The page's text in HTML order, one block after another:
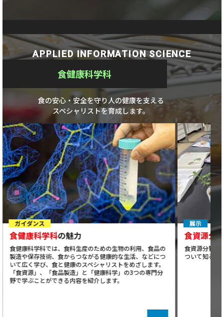
APPLIED INFORMATION SCIENCE
食健康科学科
食の安心・安全を守り人の健康を支える
スペシャリストを育成します。
ガイダンス
食健康科学科の魅力
食健康科学科では、食料生産のための生物の利用、食品の
製造や保存技術、食からつながる健康的な生活、などにつ
いて広く学び、食と健康のスペシャリストをめざします。
「食資源」、「食品製造」と「健康科学」の3つの専門分
野で学ぶことができる内容を紹介します。
展示
食資源分
食資源分野の
ついて知るこ